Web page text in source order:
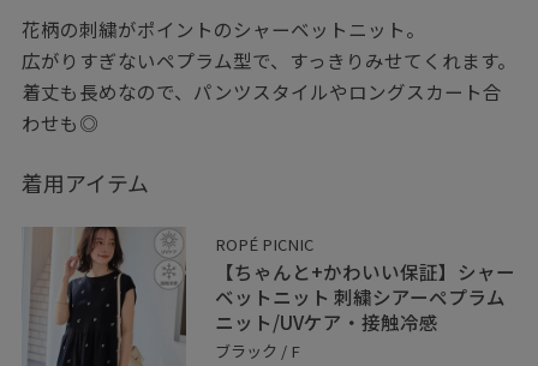
花柄の刺繍がポイントのシャーベットニット。
広がりすぎないペプラム型で、すっきりみせてくれます。
着丈も長めなので、パンツスタイルやロングスカート合
わせも◎
着用アイテム
ROPÉ PICNIC
【ちゃんと+かわいい保証】シャー
ベットニット 刺繍シアーペプラム
ニット/UVケア・接触冷感
ブラック / F